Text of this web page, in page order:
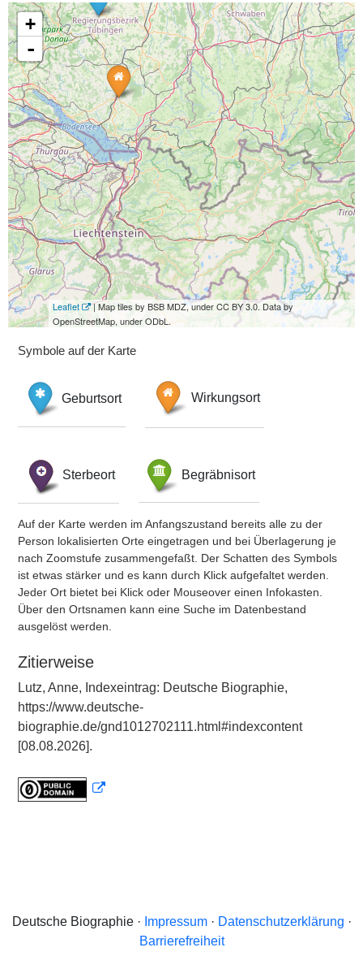
+
-
Leaflet
| Map tiles by BSB MDZ, under CC BY 3.0. Data by
OpenStreetMap, under ODbL.
Symbole auf der Karte
Geburtsort Wirkungsort
Sterbeort Begräbnisort
Auf der Karte werden im Anfangszustand bereits alle zu der
Person lokalisierten Orte eingetragen und bei Überlagerung je
nach Zoomstufe zusammengefaßt. Der Schatten des Symbols
ist etwas stärker und es kann durch Klick aufgefaltet werden.
Jeder Ort bietet bei Klick oder Mouseover einen Infokasten.
Über den Ortsnamen kann eine Suche im Datenbestand
ausgelöst werden.
Zitierweise
Lutz, Anne, Indexeintrag: Deutsche Biographie,
https://www.deutsche-
biographie.de/gnd1012702111.html#indexcontent
[08.08.2026].
Deutsche Biographie · Impressum· Datenschutzerklärung ·
Barrierefreiheit